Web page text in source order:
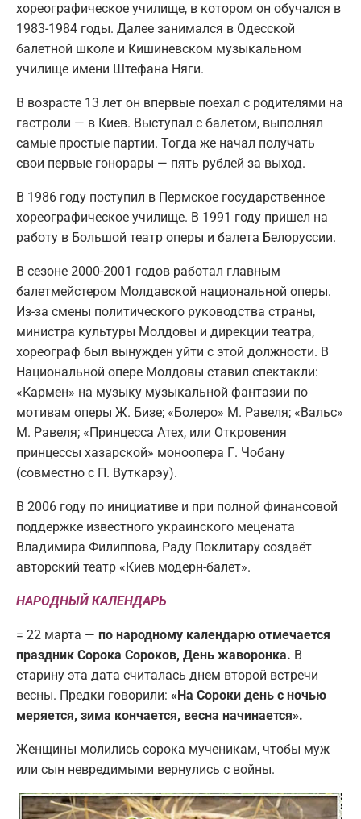
хореографическое училище, в котором он обучался в
1983-1984 годы. Далее занимался в Одесской
балетной школе и Кишиневском музыкальном
училище имени Штефана Няги.
В возрасте 13 лет он впервые поехал с родителями на
гастроли — в Киев. Выступал с балетом, выполнял
самые простые партии. Тогда же начал получать
свои первые гонорары — пять рублей за выход.
В 1986 году поступил в Пермское государственное
хореографическое училище. В 1991 году пришел на
работу в Большой театр оперы и балета Белоруссии.
В сезоне 2000-2001 годов работал главным
балетмейстером Молдавской национальной оперы.
Из-за смены политического руководства страны,
министра культуры Молдовы и дирекции театра,
хореограф был вынужден уйти с этой должности. В
Национальной опере Молдовы ставил спектакли:
«Кармен» на музыку музыкальной фантазии по
мотивам оперы Ж. Бизе; «Болеро» М. Равеля; «Вальс»
М. Равеля; «Принцесса Атех, или Откровения
принцессы хазарской» моноопера Г. Чобану
(совместно с П. Вуткарэу).
В 2006 году по инициативе и при полной финансовой
поддержке известного украинского мецената
Владимира Филиппова, Раду Поклитару создаёт
авторский театр «Киев модерн-балет».
НАРОДНЫЙ КАЛЕНДАРЬ
= 22 марта — по народному календарю отмечается
праздник Сорока Сороков, День жаворонка. В
старину эта дата считалась днем второй встречи
весны. Предки говорили: «На Сороки день с ночью
меряется, зима кончается, весна начинается».
Женщины молились сорока мученикам, чтобы муж
или сын невредимыми вернулись с войны.